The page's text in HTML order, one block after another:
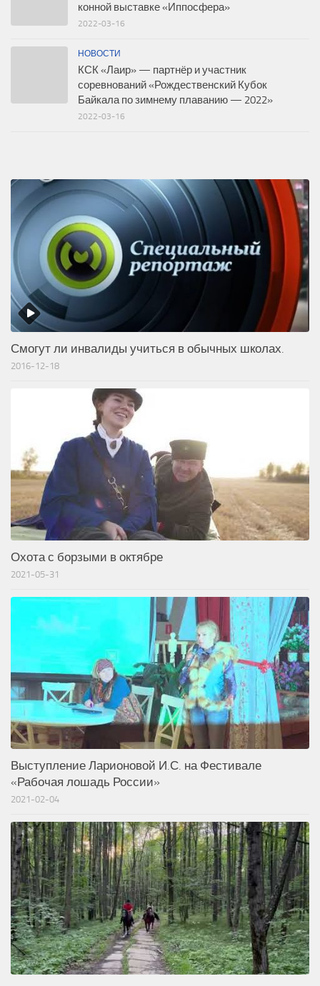
конной выставке «Иппосфера»
2022-03-16
НОВОСТИ
КСК «Лаир» — партнёр и участник
соревнований «Рождественский Кубок
Байкала по зимнему плаванию — 2022»
2022-03-16
Смогут ли инвалиды учиться в обычных школах.
2016-12-18
Охота с борзыми в октябре
2021-05-31
Выступление Ларионовой И.С. на Фестивале
«Рабочая лошадь России»
2021-02-04